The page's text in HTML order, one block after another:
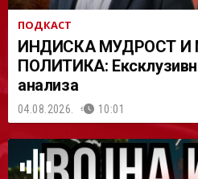
ПОДКАСТ
ИНДИСКА МУДРОСТ И
ПОЛИТИКА:
анализа
04.08.2026. 10:01